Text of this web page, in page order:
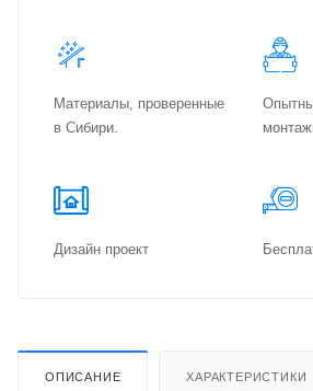
Материалы, проверенные
в Сибири.
Дизайн проект
ОПИСАНИЕ ХАРАКТЕРИСТИКИ